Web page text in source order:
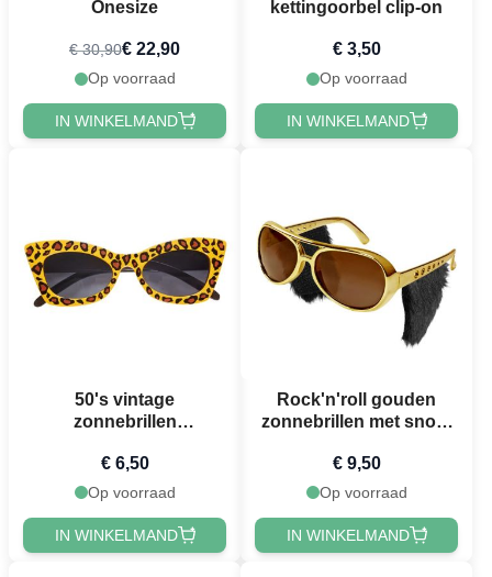
Onesize
€ 30,90€ 22,90
Op voorraad
IN WINKELMAND
kettingoorbel clip-on
€ 3,50
Op voorraad
IN WINKELMAND
50's vintage
zonnebrillen
€ 6,50
Op voorraad
IN WINKELMAND
Rock'n'roll gouden
zonnebrillen met snor -
€ 9,50
Op voorraad
IN WINKELMAND